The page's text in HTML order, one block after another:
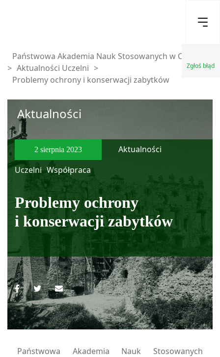
Zgłoś błąd
Państwowa Akademia Nauk Stosowanych w Chełmie
> Aktualności Uczelni >
Problemy ochrony i konserwacji zabytków
Aktualności
2 sierpnia 2023
Aktualności
Uczelni Współpraca
Problemy ochrony
i konserwacji zabytków
Państwowa Akademia Nauk Stosowanych